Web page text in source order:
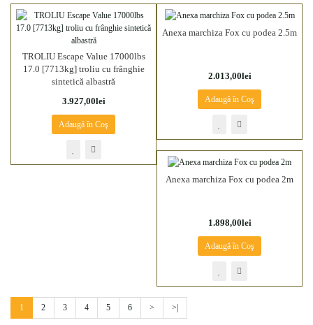
TROLIU Escape Value 17000lbs
17.0 [7713kg] troliu cu frânghie
sintetică albastră
3.927,00lei
Adaugă în Coş
Anexa marchiza Fox cu podea 2.5m
2.013,00lei
Adaugă în Coş
Anexa marchiza Fox cu podea 2m
1.898,00lei
Adaugă în Coş
1 2 3 4 5 6 > >|